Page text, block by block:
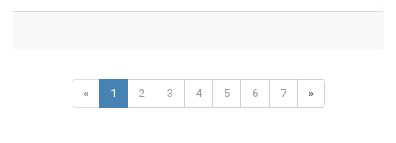
« 1 2 3 4 5 6 7 »